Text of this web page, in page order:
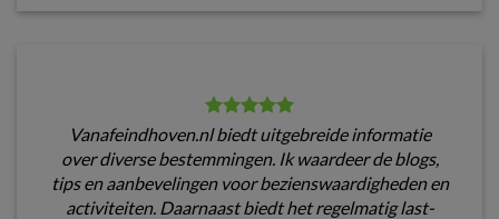
Vanafeindhoven.nl biedt uitgebreide informatie
over diverse bestemmingen. Ik waardeer de blogs,
tips en aanbevelingen voor bezienswaardigheden en
activiteiten. Daarnaast biedt het regelmatig last-